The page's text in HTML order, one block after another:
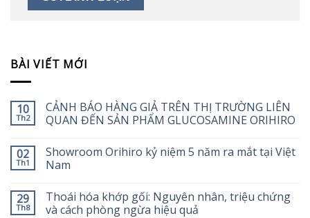
BÀI VIẾT MỚI
10
Th2
CẢNH BÁO HÀNG GIẢ TRÊN THỊ TRƯỜNG LIÊN
QUAN ĐẾN SẢN PHẨM GLUCOSAMINE ORIHIRO
02
Th1
Showroom Orihiro kỷ niệm 5 năm ra mắt tại Việt
Nam
29
Th8
Thoái hóa khớp gối: Nguyên nhân, triệu chứng
và cách phòng ngừa hiệu quả